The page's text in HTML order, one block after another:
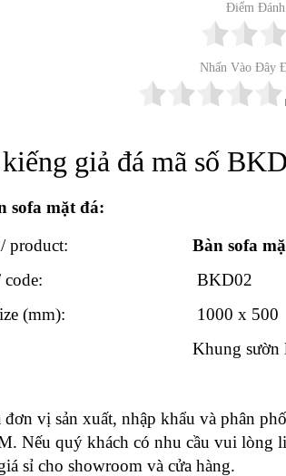
Điểm
Nhấn Vào Đây
giả đá mã số
sofa mặt đá:
product:
Bàn sofa
code:
BKD02
(mm):
1000 x 500
Khung sườn
vị sản xuất, nhập khẩu và phân
Nếu quý khách có nhu cầu vui lòng
sỉ cho showroom và cửa hàng.